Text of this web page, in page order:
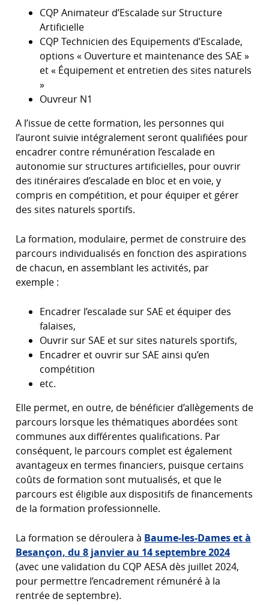
CQP Animateur d’Escalade sur Structure
Artificielle
CQP Technicien des Equipements d’Escalade,
options « Ouverture et maintenance des SAE »
et « Équipement et entretien des sites naturels
»
Ouvreur N1
A l’issue de cette formation, les personnes qui
l’auront suivie intégralement seront qualifiées pour
encadrer contre rémunération l’escalade en
autonomie sur structures artificielles, pour ouvrir
des itinéraires d’escalade en bloc et en voie, y
compris en compétition, et pour équiper et gérer
des sites naturels sportifs.
La formation, modulaire, permet de construire des
parcours individualisés en fonction des aspirations
de chacun, en assemblant les activités, par
exemple :
Encadrer l’escalade sur SAE et équiper des
falaises,
Ouvrir sur SAE et sur sites naturels sportifs,
Encadrer et ouvrir sur SAE ainsi qu’en
compétition
etc.
Elle permet, en outre, de bénéficier d’allègements de
parcours lorsque les thématiques abordées sont
communes aux différentes qualifications. Par
conséquent, le parcours complet est également
avantageux en termes financiers, puisque certains
coûts de formation sont mutualisés, et que le
parcours est éligible aux dispositifs de financements
de la formation professionnelle.
La formation se déroulera à Baume-les-Dames et à
Besançon, du 8 janvier au 14 septembre 2024
(avec une validation du CQP AESA dès juillet 2024,
pour permettre l’encadrement rémunéré à la
rentrée de septembre).